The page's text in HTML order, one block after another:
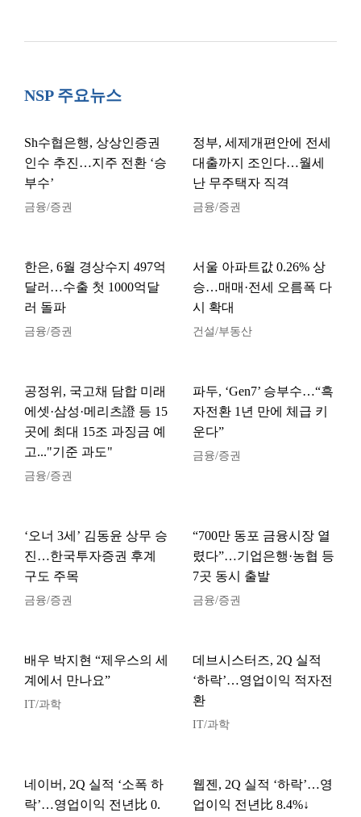
NSP 주요뉴스
Sh수협은행, 상상인증권
인수 추진…지주 전환 ‘승
부수’
금융/증권
정부, 세제개편안에 전세
대출까지 조인다…월세
난 무주택자 직격
금융/증권
한은, 6월 경상수지 497억
달러…수출 첫 1000억달
러 돌파
금융/증권
서울 아파트값 0.26% 상
승…매매·전세 오름폭 다
시 확대
건설/부동산
공정위, 국고채 담합 미래
에셋·삼성·메리츠證 등 15
곳에 최대 15조 과징금 예
고..."기준 과도"
금융/증권
파두, ‘Gen7’ 승부수…“흑
자전환 1년 만에 체급 키
운다”
금융/증권
‘오너 3세’ 김동윤 상무 승
진…한국투자증권 후계
구도 주목
금융/증권
“700만 동포 금융시장 열
렸다”…기업은행·농협 등
7곳 동시 출발
금융/증권
배우 박지현 “제우스의 세
계에서 만나요”
IT/과학
데브시스터즈, 2Q 실적
‘하락’…영업이익 적자전
환
IT/과학
네이버, 2Q 실적 ‘소폭 하
락’…영업이익 전년比 0.
웹젠, 2Q 실적 ‘하락’…영
업이익 전년比 8.4%↓